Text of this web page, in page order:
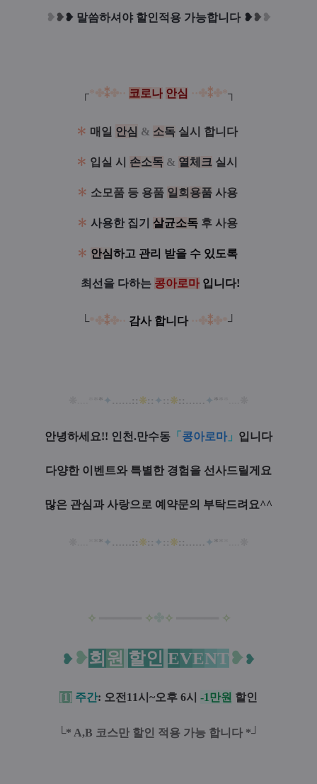
❥ ❥❥ 말씀하셔야 할인적용 가능합니다 ❥❥ ❥
┌ *✤⁑✤· · 코 로나 안심 · ·✤⁑✤ ┐
✽ 매일 안심 & 소독 실시 합니다!
✽ 입실 시 손소독 & 열체 크 실시
✽ 소모품 등 용품 일 회 용품사용!
✽ 사용한 집기 살균소독후 사용!
✽ 안심하고 관리 받을 수 있도록!
최선을 다하는 콩아로마 입니다!
└*✤⁑✤· · 감사 합니다 · ·✤⁑✤ ┘
* ✦ … … :: ❊:: ✦ :: ❊:: … … ✦ *
안녕하세요!! 인천.만수동 「 콩아로마」 입니다
다양한 이벤트와 특별한 경험을 선사드릴게요
많은 관심과 사랑으로 예약문의 부탁드려요^^
* ✦ … … :: ❊:: ✦ :: ❊:: … … ✦ *
✧ ✧ ✧ ✧
❥ ❥회 원 할인 EVENT❥ ❥
[1] 주간: 오전11시~오후 6시 -1만원 할인
└* A,B 코스만 할인 적용 가능 합니다 *┘